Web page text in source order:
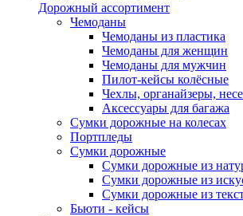
Дорожный ассортимент
Чемоданы
Чемоданы из пластика
Чемоданы для женщин
Чемоданы для мужчин
Пилот-кейсы колёсные
Чехлы, органайзеры,
Аксессуары для багажа
Сумки дорожные на колесах
Портпледы
Сумки дорожные
Сумки дорожные из
Сумки дорожные из
Сумки дорожные из
Бьюти - кейсы